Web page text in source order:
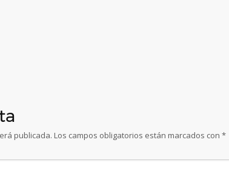
publicada. Los campos obligatorios están marcados con *